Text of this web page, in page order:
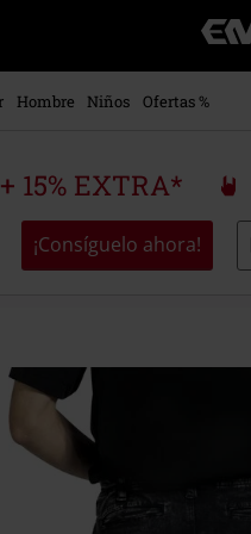
Hombre Niños Ofertas %
15% EXTRA*
¡Consíguelo ahora!